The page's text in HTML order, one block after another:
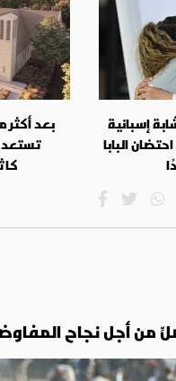
إسبانية
البابا
تستعد
من أجل نجاح